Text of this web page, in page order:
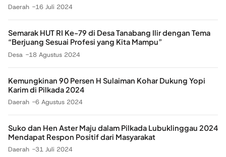
Daerah 16 Juli 2024
Semarak HUT RI Ke-79 di Desa Tanabang Ilir dengan Tema
“Berjuang Sesuai Profesi yang Kita Mampu”
Desa 18 Agustus 2024
Kemungkinan 90 Persen H Sulaiman Kohar Dukung Yopi
Karim di Pilkada 2024
Daerah 6 Agustus 2024
Suko dan Hen Aster Maju dalam Pilkada Lubuklinggau 2024
Mendapat Respon Positif dari Masyarakat
Daerah 31 Juli 2024